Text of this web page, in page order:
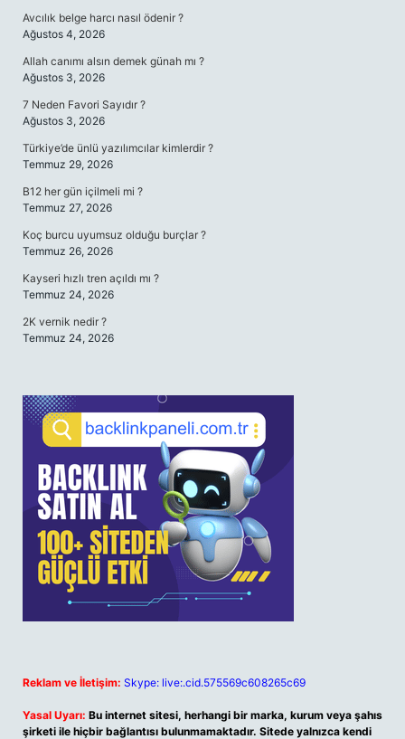
Avcılık belge harcı nasıl ödenir ?
Ağustos 4, 2026
Allah canımı alsın demek günah mı ?
Ağustos 3, 2026
7 Neden Favori Sayıdır ?
Ağustos 3, 2026
Türkiye’de ünlü yazılımcılar kimlerdir ?
Temmuz 29, 2026
B12 her gün içilmeli mi ?
Temmuz 27, 2026
Koç burcu uyumsuz olduğu burçlar ?
Temmuz 26, 2026
Kayseri hızlı tren açıldı mı ?
Temmuz 24, 2026
2K vernik nedir ?
Temmuz 24, 2026
Reklam ve İletişim: Skype: live:.cid.575569c608265c69
Yasal Uyarı: Bu internet sitesi, herhangi bir marka, kurum veya şahıs
şirketi ile hiçbir bağlantısı bulunmamaktadır. Sitede yalnızca kendi